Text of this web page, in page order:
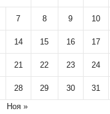
7 8 9 10
14 15 16 17
21 22 23 24
28 29 30
31
Ноя »